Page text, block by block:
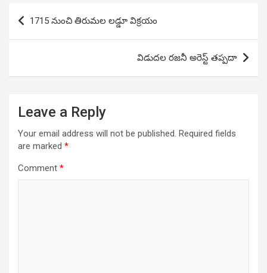
Post
navigation
1715 నుంచి తిరుమల లడ్డూ విక్రయం
విడుదల రజనీ అరెస్ట్ తప్పదా
Leave a Reply
Your email address will not be published. Required fields
are marked *
Comment *